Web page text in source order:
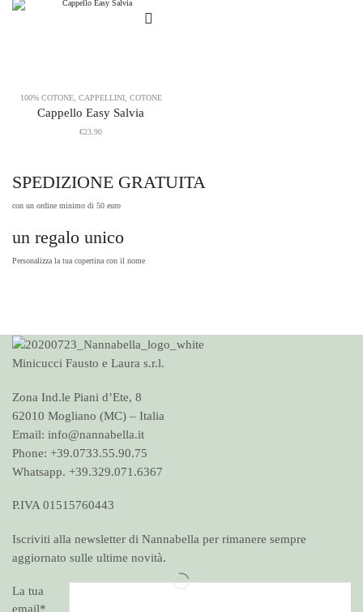
€22.00
100% COTONE, CAPPELLINI, COTONE
Cappello Easy Salvia
€23.90
SPEDIZIONE GRATUITA
con un ordine minimo di 50 euro
un regalo unico
Personalizza la tua copertina con il nome
Minicucci Fausto e Laura s.r.l.
Zona Ind.le Piani d’Ete, 8
62010 Mogliano (MC) – Italia
Email: info@nannabella.it
Phone: +39.0733.55.90.75
Whatsapp. +39.329.071.6367
P.IVA 01515760443
Iscriviti alla newsletter di Nannabella per rimanere sempre
aggiornato sulle ultime novità.
La tua
email*